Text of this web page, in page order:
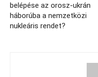
belépése az orosz-ukrán
háborúba a nemzetközi
nukleáris rendet?